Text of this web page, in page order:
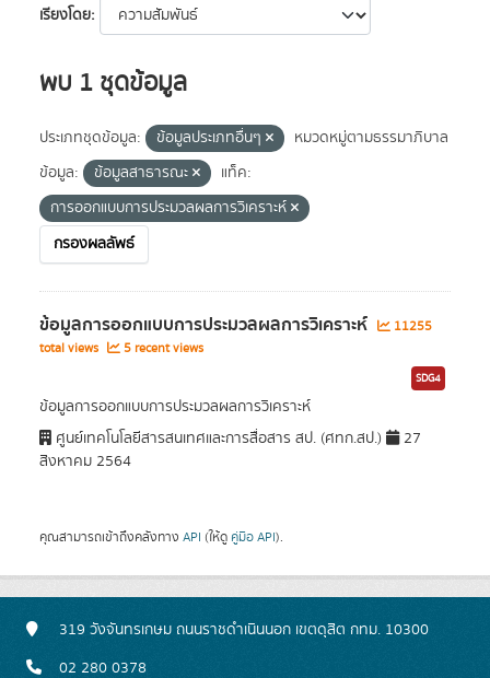
เรียงโดย
พบ 1 ชุดข้อมูล
ประเภทชุดข้อมูล: ข้อมูลประเภทอื่นๆ
หมวดหมู่ตามธรรมาภิบาล
ข้อมูล:
ข้อมูลสาธารณะ
แท็ค:
การออกแบบการประมวลผลการวิเคราะห์
กรองผลลัพธ์
ข้อมูลการออกแบบการประมวลผลการวิเคราะห์
11255
total views
5 recent views
SDG4
ข้อมูลการออกแบบการประมวลผลการวิเคราะห์
ศูนย์เทคโนโลยีสารสนเทศและการสื่อสาร สป. (ศทก.สป.)
27
สิงหาคม 2564
คุณสามารถเข้าถึงคลังทาง API (ให้ดู คู่มือ API).
319 วังจันทรเกษม ถนนราชดำเนินนอก เขตดุสิต กทม. 10300
02 280 0378